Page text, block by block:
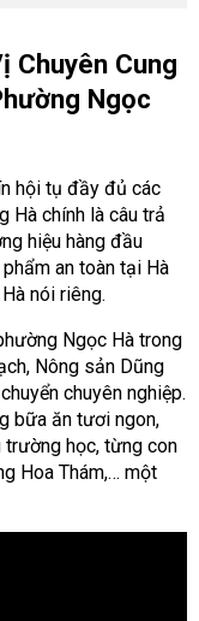
Chuyên Cung
Ngọc
hội tụ đầy đủ các
Hà chính là câu trả
hiệu hàng đầu
an toàn tại Hà
nói riêng.
Ngọc Hà trong
Nông sản Dũng
chuyên nghiệp.
bữa ăn tươi ngon,
học, từng con
Hoa Thám,… một